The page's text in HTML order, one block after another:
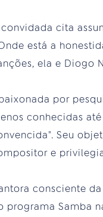
cita
está a
ela e Diogo
por
conhecidas
Seu
e
consciente
programa Samba